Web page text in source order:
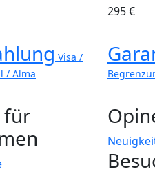
295 €
Visa /
/ Alma
für